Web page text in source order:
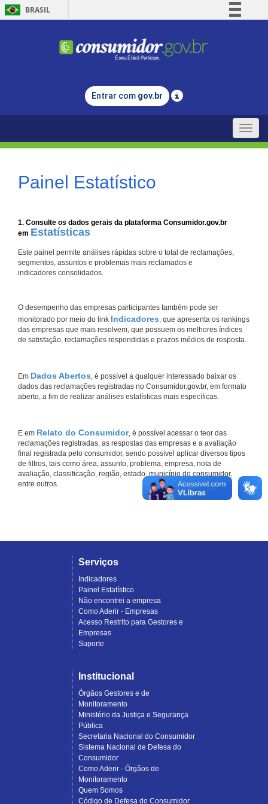
BRASIL
Comunica BR
Legislação
Entrar com gov.br
Toggle
Painel Estatístico
1. Consulte os dados gerais da plataforma Consumidor.gov.br
em Estatísticas
Este painel permite análises rápidas sobre o total de reclamações,
segmentos, assuntos e problemas mais reclamados e
indicadores consolidados.
O desempenho das empresas participantes também pode ser
monitorado por meio do link Indicadores, que apresenta os rankings
das empresas que mais resolvem, que possuem os melhores índices
de satisfação, reclamações respondidas e prazos médios de resposta.
Em Dados Abertos, é possível a qualquer interessado baixar os
dados das reclamações registradas no Consumidor.gov.br, em formato
aberto, a fim de realizar análises estatísticas mais específicas.
E em Relato do Consumidor, é possível acessar o teor das
reclamações registradas, as respostas das empresas e a avaliação
final registrada pelo consumidor, sendo possível aplicar diversos tipos
de filtros, tais como área, assunto, problema, empresa, nota de
avaliação, classificação, região, estado, município do consumidor,
entre outros.
Serviços
Indicadores
Painel Estatístico
Não encontrei a empresa
Como Aderir - Empresas
Acesso Restrito para Gestores e
Empresas
Suporte
Institucional
Órgãos Gestores e de
Monitoramento
Ministério da Justiça e Segurança
Pública
Secretaria Nacional do Consumidor
Sistema Nacional de Defesa do
Consumidor
Como Aderir - Órgãos de
Monitoramento
Quem Somos
Código de Defesa do Consumidor